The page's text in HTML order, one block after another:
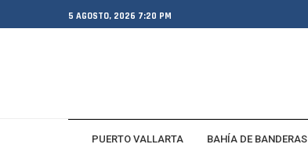
5 AGOSTO, 2026 7:20 PM
PUERTO VALLARTA BAHÍA DE BANDERAS